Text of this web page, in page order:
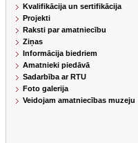
Kvalifikācija un sertifikācija
Projekti
Raksti par amatniecību
Ziņas
Informācija biedriem
Amatnieki piedāvā
Sadarbība ar RTU
Foto galerija
Veidojam amatniecības muzeju